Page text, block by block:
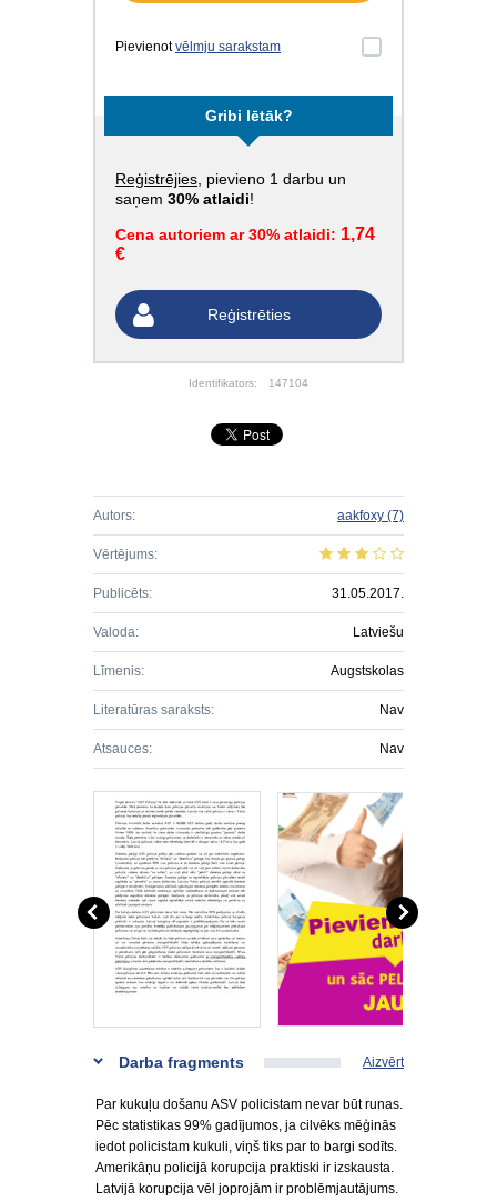
Pievienotvēlmju sarakstam
Gribi lētāk?
Reģistrējies , pievieno 1 darbu un
saņem 30% atlaidi!
Cena autoriem ar 30% atlaidi: 1,74
€
Reģistrēties
Identifikators: 147104
Autors: aakfoxy (7)
Vērtējums:
Publicēts: 31.05.2017.
Valoda: Latviešu
Līmenis: Augstskolas
Literatūras saraksts: Nav
Atsauces: Nav
Darba fragments Aizvērt
Par kukuļu došanu ASV policistam nevar būt runas.
Pēc statistikas 99% gadījumos, ja cilvēks mēģinās
iedot policistam kukuli, viņš tiks par to bargi sodīts.
Amerikāņu policijā korupcija praktiski ir izskausta.
Latvijā korupcija vēl joprojām ir problēmjautājums.